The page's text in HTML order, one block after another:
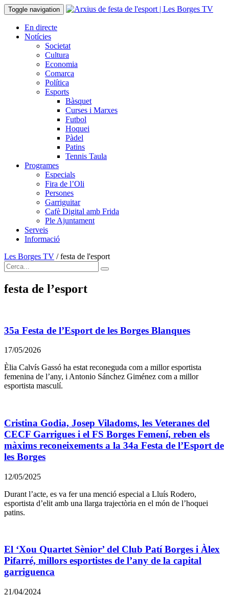
Toggle navigation
En directe
Notícies
Societat
Cultura
Economia
Comarca
Política
Esports
Bàsquet
Curses i Marxes
Futbol
Hoquei
Pàdel
Patins
Tennis Taula
Programes
Especials
Fira de l’Oli
Persones
Garriguitar
Cafè Digital amb Frida
Ple Ajuntament
Serveis
Informació
Les Borges TV /festa de l'esport
festa de l’esport
35a Festa de l’Esport de les Borges Blanques
17/05/2026
Èlia Calvís Gassó ha estat reconeguda com a millor esportista
femenina de l’any, i Antonio Sánchez Giménez com a millor
esportista masculí.
Cristina Godia, Josep Viladoms, les Veteranes del
CECF Garrigues i el FS Borges Femení, reben els
màxims reconeixements a la 34a Festa de l’Esport de
les Borges
12/05/2025
Durant l’acte, es va fer una menció especial a Lluís Rodero,
esportista d’elit amb una llarga trajectòria en el món de l’hoquei
patins.
El ‘Xou Quartet Sènior’ del Club Patí Borges i Àlex
Pifarré, millors esportistes de l’any de la capital
garriguenca
21/04/2024